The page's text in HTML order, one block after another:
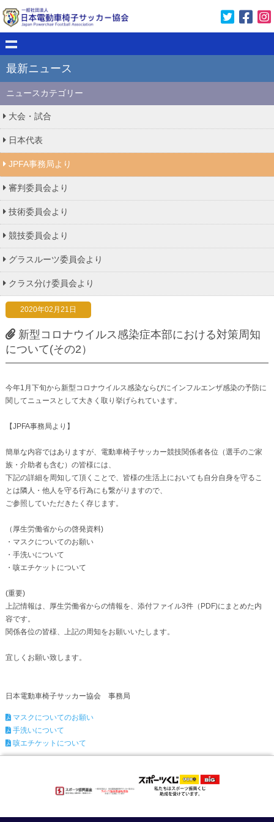
最新ニュース
ニュースカテゴリー
大会・試合
日本代表
JPFA事務局より
審判委員会より
技術委員会より
競技委員会より
グラスルーツ委員会より
クラス分け委員会より
2020年02月21日
新型コロナウイルス感染症本部における対策周知
について(その2）
今年1月下旬から新型コロナウイルス感染ならびにインフルエンザ感染の予防に
関してニュースとして大きく取り挙げられています。
【JPFA事務局より】
簡単な内容ではありますが、電動車椅子サッカー競技関係者各位（選手のご家
族・介助者も含む）の皆様には、
下記の詳細を周知して頂くことで、皆様の生活上においても自分自身を守るこ
とは隣人・他人を守る行為にも繋がりますので、
ご参照していただきたく存じます。
（厚生労働省からの啓発資料)
・マスクについてのお願い
・手洗いについて
・咳エチケットについて
(重要)
上記情報は、厚生労働省からの情報を、添付ファイル3件（PDF)にまとめた内
容です。
関係各位の皆様、上記の周知をお願いいたします。
宜しくお願い致します。
日本電動車椅子サッカー協会 事務局
マスクについてのお願い
手洗いについて
咳エチケットについて